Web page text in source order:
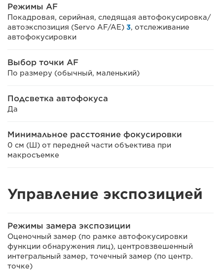
Режимы AF
Покадровая, серийная, следящая автофокусировка/
автоэкспозиция (Servo AF/AE) 3, отслеживание
автофокусировки
Выбор точки AF
По размеру (обычный, маленький)
Подсветка автофокуса
Да
Минимальное расстояние фокусировки
0 см (Ш) от передней части объектива при
макросъемке
Управление экспозицией
Режимы замера экспозиции
Оценочный замер (по рамке автофокусировки
функции обнаружения лиц), центровзвешенный
интегральный замер, точечный замер (по центр.
точке)